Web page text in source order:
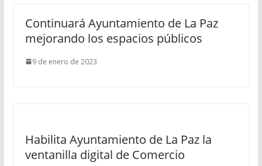
Continuará Ayuntamiento de La Paz
mejorando los espacios públicos
9 de enero de 2023
Habilita Ayuntamiento de La Paz la
ventanilla digital de Comercio